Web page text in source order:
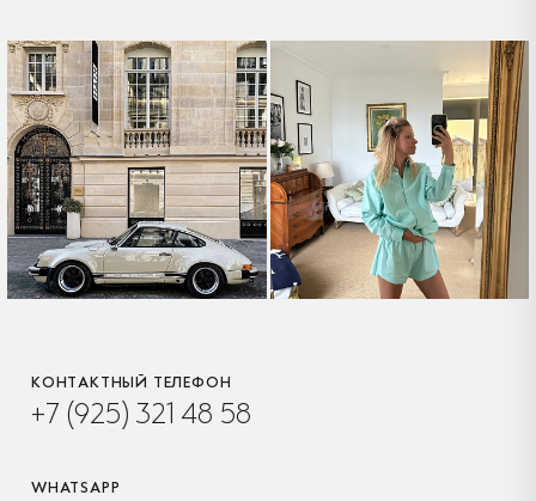
КОНТАКТНЫЙ ТЕЛЕФОН
+7 (925) 321 48 58
WHATSAPP